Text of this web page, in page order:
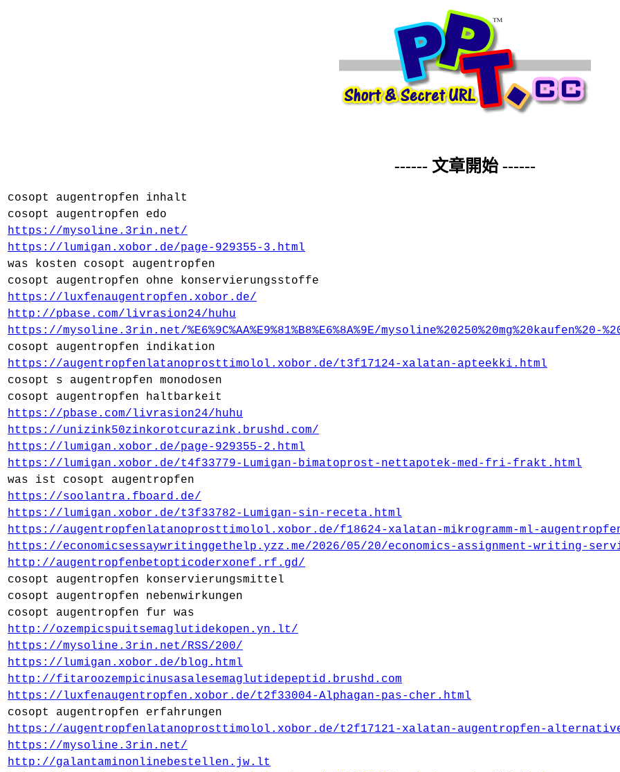
------ 文章開始 ------
cosopt augentropfen inhalt
cosopt augentropfen edo
https://mysoline.3rin.net/
https://lumigan.xobor.de/page-929355-3.html
was kosten cosopt augentropfen
cosopt augentropfen ohne konservierungsstoffe
https://luxfenaugentropfen.xobor.de/
http://pbase.com/livrasion24/huhu
https://mysoline.3rin.net/%E6%9C%AA%E9%81%B8%E6%8A%9E/mysoline%20250%20mg%20kaufen%20-
cosopt augentropfen indikation
https://augentropfenlatanoprosttimolol.xobor.de/t3f17124-xalatan-apteekki.html
cosopt s augentropfen monodosen
cosopt augentropfen haltbarkeit
https://pbase.com/livrasion24/huhu
https://unizink50zinkorotcurazink.brushd.com/
https://lumigan.xobor.de/page-929355-2.html
https://lumigan.xobor.de/t4f33779-Lumigan-bimatoprost-nettapotek-med-fri-frakt.html
was ist cosopt augentropfen
https://soolantra.fboard.de/
https://lumigan.xobor.de/t3f33782-Lumigan-sin-receta.html
https://augentropfenlatanoprosttimolol.xobor.de/f18624-xalatan-mikrogramm-ml-
https://economicsessaywritinggethelp.yzz.me/2026/05/20/economics-assignment-writing-
http://augentropfenbetopticoderxonef.rf.gd/
cosopt augentropfen konservierungsmittel
cosopt augentropfen nebenwirkungen
cosopt augentropfen fur was
http://ozempicspuitsemaglutidekopen.yn.lt/
https://mysoline.3rin.net/RSS/200/
https://lumigan.xobor.de/blog.html
http://fitaroozempicinusasalesemaglutidepeptid.brushd.com
https://luxfenaugentropfen.xobor.de/t2f33004-Alphagan-pas-cher.html
cosopt augentropfen erfahrungen
https://augentropfenlatanoprosttimolol.xobor.de/t2f17121-xalatan-augentropfen-
https://mysoline.3rin.net/
http://galantaminonlinebestellen.jw.lt